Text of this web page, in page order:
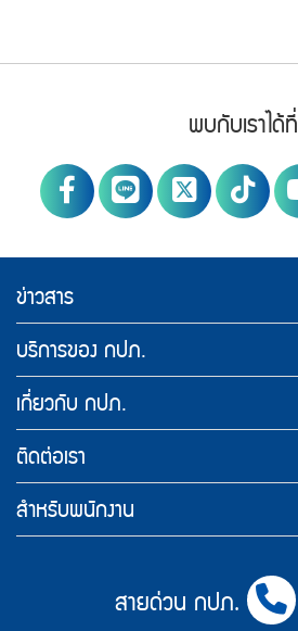
พบกับเราได้ที่
PWA Footer Link
ข่าวสาร
บริการของ กปภ.
เกี่ยวกับ กปภ.
ติดต่อเรา
สำหรับพนักงาน
สายด่วน กปภ.